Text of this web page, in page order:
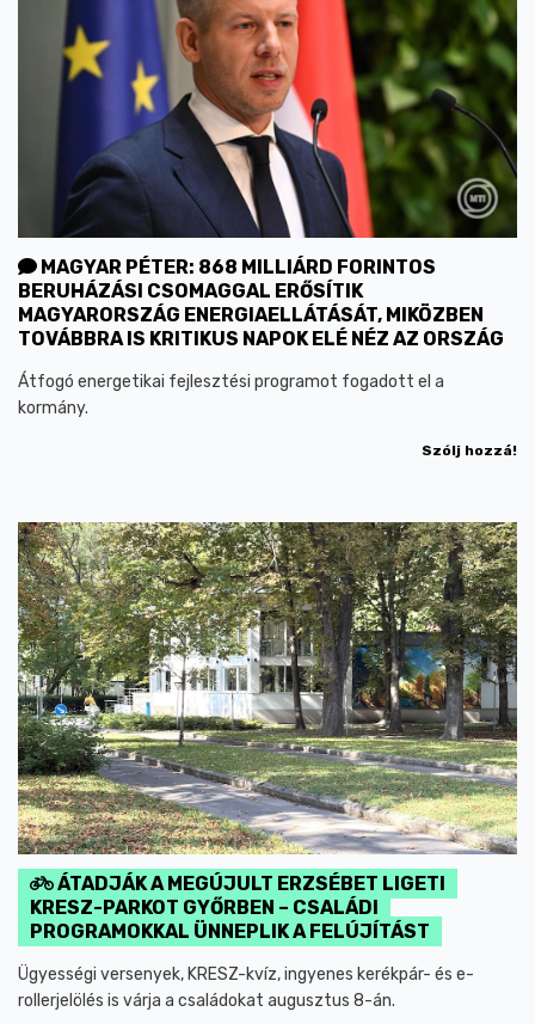
MAGYAR PÉTER: 868 MILLIÁRD FORINTOS
BERUHÁZÁSI CSOMAGGAL ERŐSÍTIK
MAGYARORSZÁG ENERGIAELLÁTÁSÁT, MIKÖZBEN
TOVÁBBRA IS KRITIKUS NAPOK ELÉ NÉZ AZ ORSZÁG
Átfogó energetikai fejlesztési programot fogadott el a
kormány.
Szólj hozzá!
ÁTADJÁK A MEGÚJULT ERZSÉBET LIGETI
KRESZ-PARKOT GYŐRBEN – CSALÁDI
PROGRAMOKKAL ÜNNEPLIK A FELÚJÍTÁST
Ügyességi versenyek, KRESZ-kvíz, ingyenes kerékpár- és e-
rollerjelölés is várja a családokat augusztus 8-án.